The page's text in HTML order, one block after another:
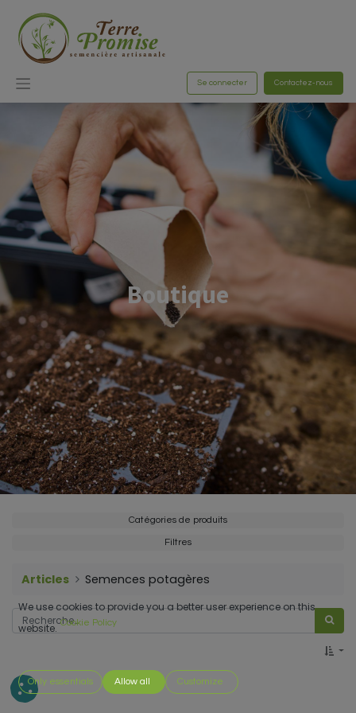
Se connecter Contactez-nous
Boutique
Catégories de produits
Filtres
Articles Semences potagères
We use cookies to provide you a better user experience on this
website. Cookie Policy
Only essentials Allow all Customize